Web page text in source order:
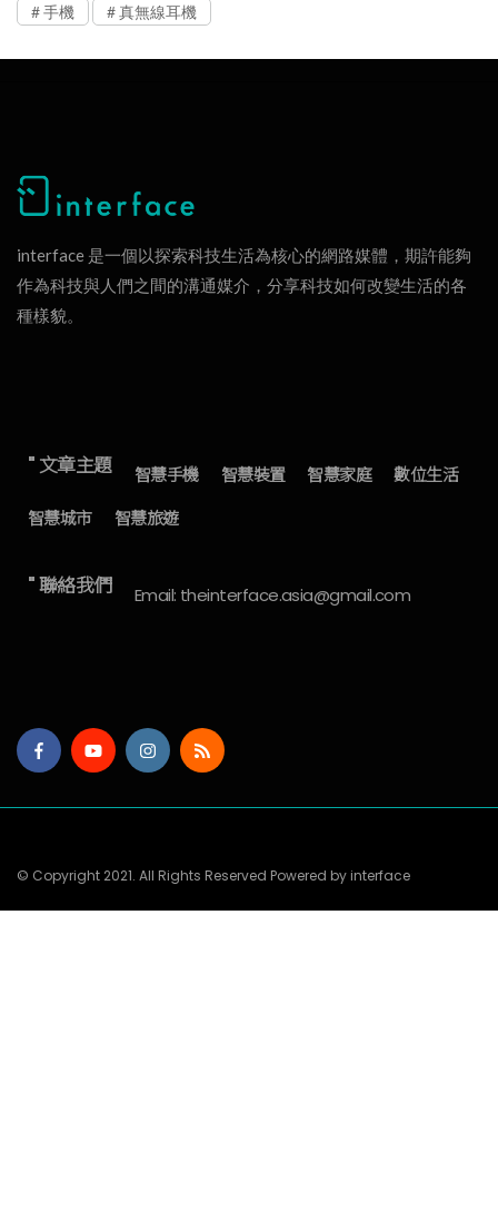
手機
真無線耳機
interface 是一個以探索科技生活為核心的網路媒體，期許能夠
作為科技與人們之間的溝通媒介，分享科技如何改變生活的各
種樣貌。
" 文章主題 智慧手機 智慧裝置 智慧家庭
數位生活
智慧城市
智慧旅遊
" 聯絡我們 Email: theinterface.asia@gmail.com
© Copyright 2021. All Rights Reserved Powered by interface